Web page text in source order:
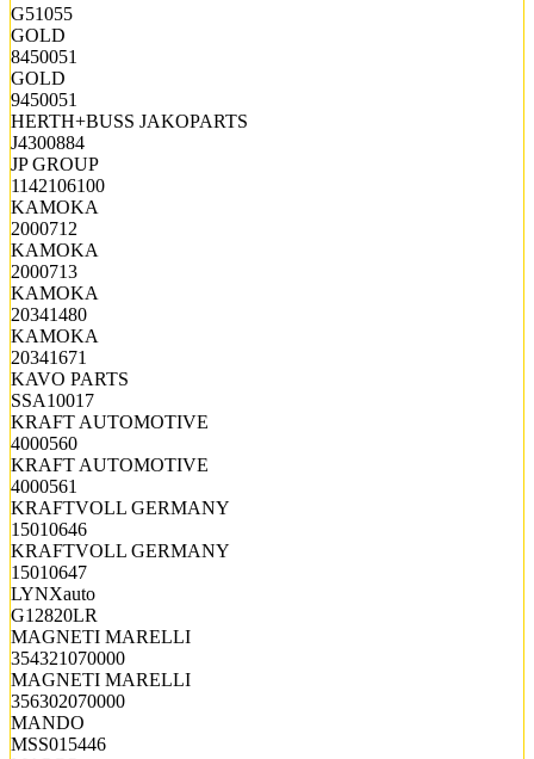
G51055
GOLD
8450051
GOLD
9450051
HERTH+BUSS JAKOPARTS
J4300884
JP GROUP
1142106100
KAMOKA
2000712
KAMOKA
2000713
KAMOKA
20341480
KAMOKA
20341671
KAVO PARTS
SSA10017
KRAFT AUTOMOTIVE
4000560
KRAFT AUTOMOTIVE
4000561
KRAFTVOLL GERMANY
15010646
KRAFTVOLL GERMANY
15010647
LYNXauto
G12820LR
MAGNETI MARELLI
354321070000
MAGNETI MARELLI
356302070000
MANDO
MSS015446